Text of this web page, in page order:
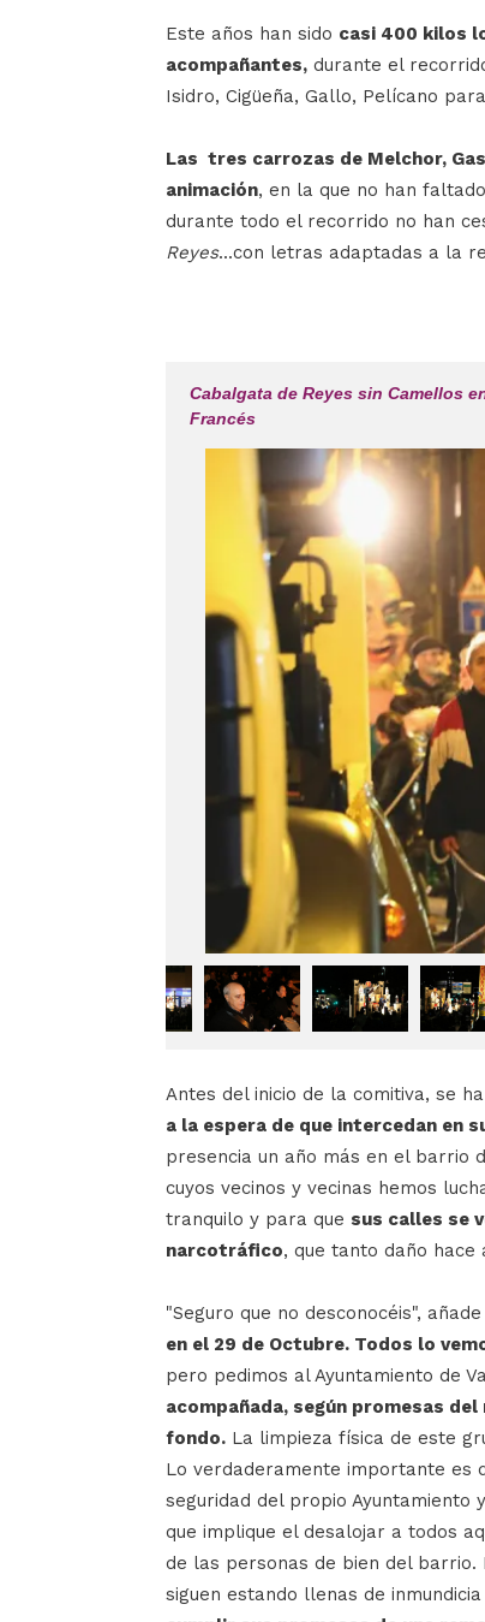
Este años han sido casi 400 kilos
acompañantes, durante el
Isidro, Cigüeña, Gallo, Pelícano
Las tres carrozas de Melchor,
animación, en la que no han
durante todo el recorrido no han
Reyes...con letras adaptadas a la
Cabalgata de Reyes sin Camellos
Francés
Antes del inicio de la comitiva, se
a la espera de que intercedan en
presencia un año más en el barrio
cuyos vecinos y vecinas hemos
tranquilo y para que sus calles se
narcotráfico, que tanto daño hace
"Seguro que no desconocéis",
en el 29 de Octubre. Todos lo
pero pedimos al Ayuntamiento de
acompañada, según promesas
fondo. La limpieza física de este
Lo verdaderamente importante es
seguridad del propio Ayuntamiento
que implique el desalojar a todos
de las personas de bien del
siguen estando llenas de